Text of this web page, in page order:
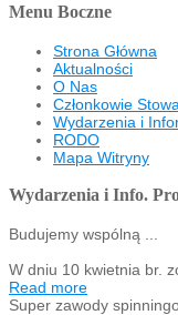
Menu Boczne
Strona Główna
Aktualności
O Nas
Członkowie
Wydarzenia i
RODO
Mapa Witryny
Wydarzenia i Info.
Budujemy wspólną ...
W dniu 10 kwietnia br.
Read more
Super zawody